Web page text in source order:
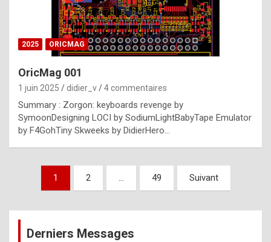
h
o
n
y
l
e
x
a
2025 ORICMAG
OricMag 001
1 juin 2025 didier_v 4 commentaires
Summary : Zorgon: keyboards revenge by
SymoonDesigning LOCI by SodiumLightBabyTape Emulator
by F4GohTiny Skweeks by DidierHero…
Pagination
publications
1 2 … 49 Suivant
Derniers Messages